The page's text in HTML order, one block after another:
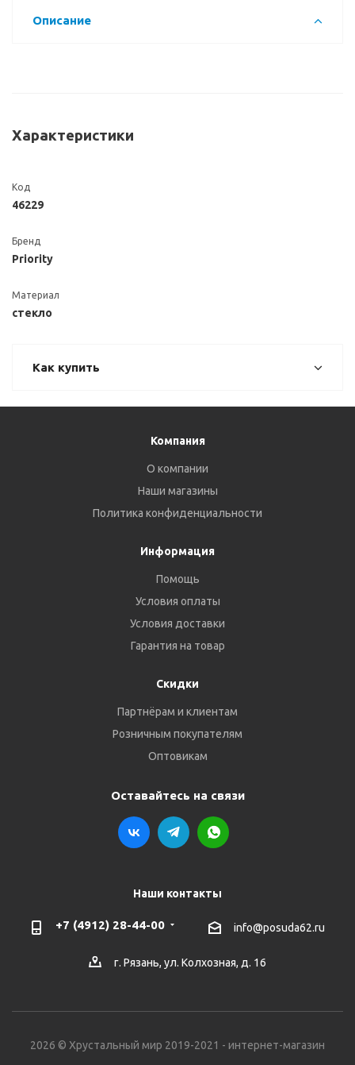
Описание
Характеристики
Код
46229
Бренд
Priority
Материал
стекло
Как купить
Компания
О компании
Наши магазины
Политика конфиденциальности
Информация
Помощь
Условия оплаты
Условия доставки
Гарантия на товар
Скидки
Партнёрам и клиентам
Розничным покупателям
Оптовикам
Оставайтесь на связи
Наши контакты
+7 (4912) 28-44-00 info@posuda62.ru
г. Рязань, ул. Колхозная, д. 16
2026 © Хрустальный мир 2019-2021 - интернет-магазин